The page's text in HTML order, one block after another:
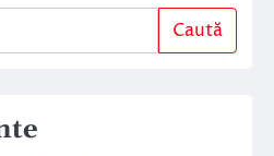
Caută